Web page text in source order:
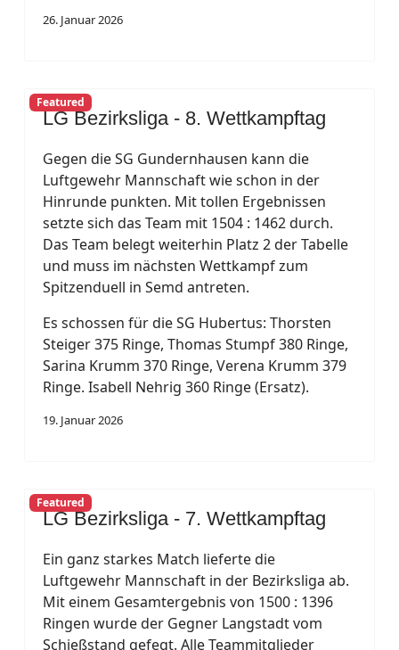
26. Januar 2026
Featured
LG Bezirksliga - 8. Wettkampftag
Gegen die SG Gundernhausen kann die
Luftgewehr Mannschaft wie schon in der
Hinrunde punkten. Mit tollen Ergebnissen
setzte sich das Team mit 1504 : 1462 durch.
Das Team belegt weiterhin Platz 2 der Tabelle
und muss im nächsten Wettkampf zum
Spitzenduell in Semd antreten.
Es schossen für die SG Hubertus: Thorsten
Steiger 375 Ringe, Thomas Stumpf 380 Ringe,
Sarina Krumm 370 Ringe, Verena Krumm 379
Ringe. Isabell Nehrig 360 Ringe (Ersatz).
19. Januar 2026
Featured
LG Bezirksliga - 7. Wettkampftag
Ein ganz starkes Match lieferte die
Luftgewehr Mannschaft in der Bezirksliga ab.
Mit einem Gesamtergebnis von 1500 : 1396
Ringen wurde der Gegner Langstadt vom
Schießstand gefegt. Alle Teammitglieder